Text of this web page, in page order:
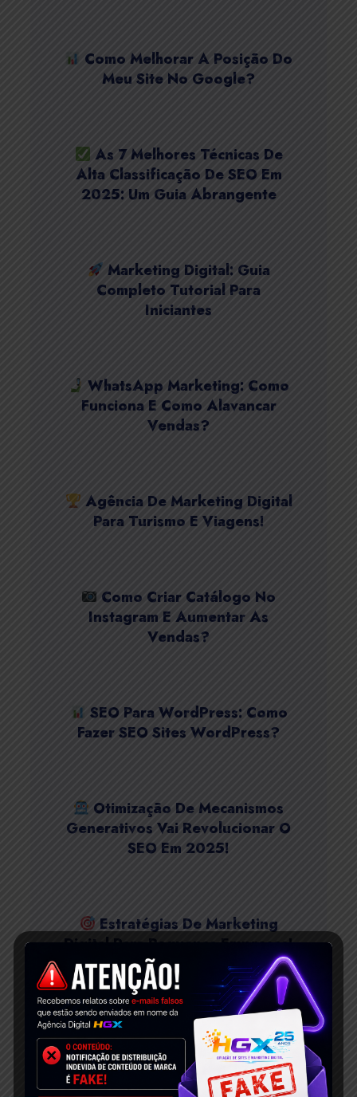
Como Melhorar A Posição Do
Meu Site No Google?
As 7 Melhores Técnicas De
Alta Classificação De SEO Em
2025: Um Guia Abrangente
Marketing Digital: Guia
Completo Tutorial Para
Iniciantes
WhatsApp Marketing: Como
Funciona E Como Alavancar
Vendas?
Agência De Marketing Digital
Para Turismo E Viagens!
Como Criar Catálogo No
Instagram E Aumentar As
Vendas?
SEO Para WordPress: Como
Fazer SEO Sites WordPress?
Otimização De Mecanismos
Generativos Vai Revolucionar O
SEO Em 2025!
Estratégias De Marketing
Digital Para Pequenas Empresas!
Como Fazer SEO Sites Wix?
Dicas Classificar Wix Google!